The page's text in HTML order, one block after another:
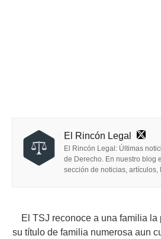
El Rincón Legal
El Rincón Legal: Últimas
de Derecho. En nuestro blog
sección de noticias,
El TSJ reconoce a una familia
su título de familia numerosa aun